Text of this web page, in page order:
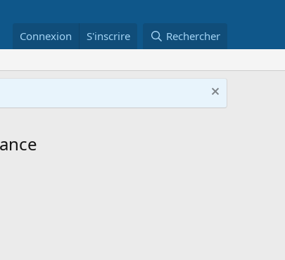
Connexion S'inscrire Rechercher